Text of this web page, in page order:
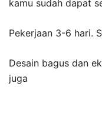
kamu sudah dapat
Pekerjaan 3-6 hari.
Desain bagus dan
juga